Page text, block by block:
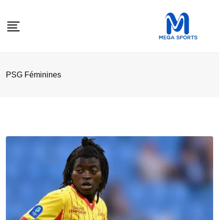
PSG Féminines